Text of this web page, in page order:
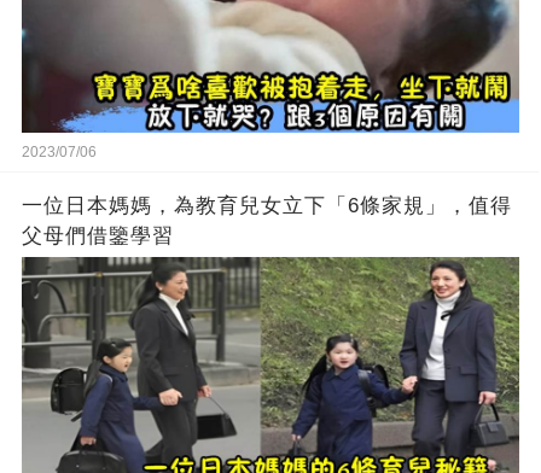
2023/07/06
一位日本媽媽，為教育兒女立下「6條家規」，值得
父母們借鑒學習